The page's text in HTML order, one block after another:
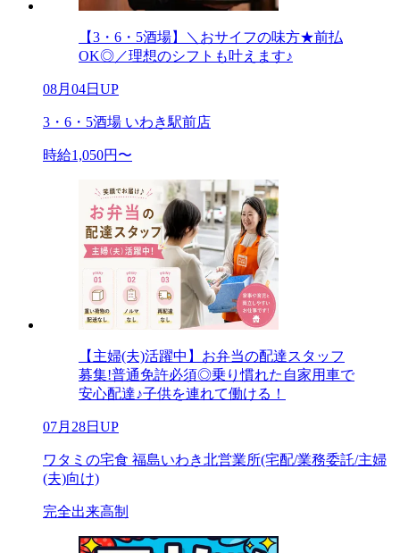
【3・6・5酒場】＼おサイフの味方★前払
OK◎／理想のシフトも叶えます♪
08月04日UP
3・6・5酒場 いわき駅前店
時給1,050円〜
【主婦(夫)活躍中】お弁当の配達スタッフ
募集!普通免許必須◎乗り慣れた自家用車で
安心配達♪子供を連れて働ける！
07月28日UP
ワタミの宅食 福島いわき北営業所(宅配/業務委託/主婦
(夫)向け)
完全出来高制